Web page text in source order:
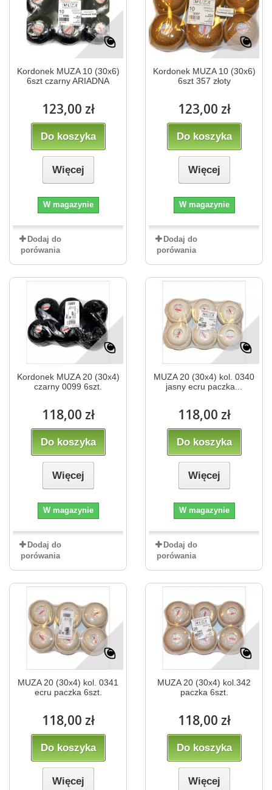
Kordonek MUZA 10 (30x6)
6szt czarny ARIADNA
123,00 zł
Do koszyka
Więcej
W magazynie
Dodaj do
porówania
Kordonek MUZA 10 (30x6)
6szt 357 złoty
123,00 zł
Do koszyka
Więcej
W magazynie
Dodaj do
porówania
Kordonek MUZA 20 (30x4)
czarny 0099 6szt.
118,00 zł
Do koszyka
Więcej
W magazynie
Dodaj do
porówania
MUZA 20 (30x4) kol. 0340
jasny ecru paczka...
118,00 zł
Do koszyka
Więcej
W magazynie
Dodaj do
porówania
MUZA 20 (30x4) kol. 0341
ecru paczka 6szt.
118,00 zł
Do koszyka
Więcej
MUZA 20 (30x4) kol.342
paczka 6szt.
118,00 zł
Do koszyka
Więcej